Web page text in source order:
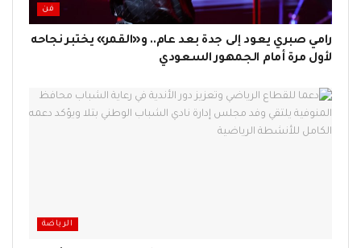
فن
رامي صبري يعود إلى جدة بعد عام.. و«القمر» يختبر نجاحه
لأول مرة أمام الجمهور السعودي
الرياضة